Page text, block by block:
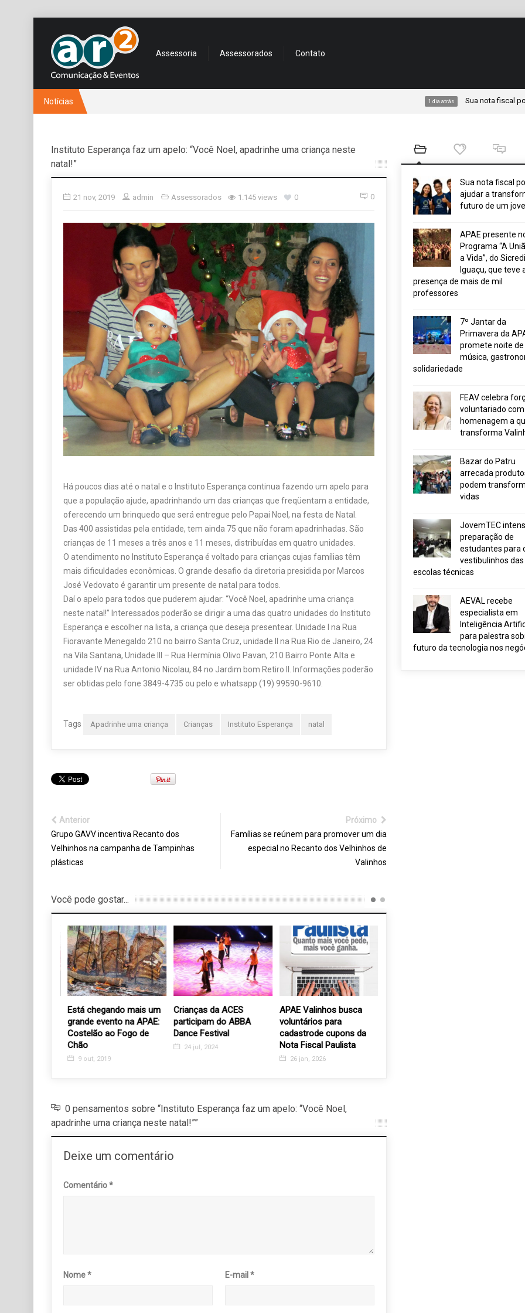
Assessoria Assessorados Contato
Notícias Sua nota fiscal pode
Instituto Esperança faz um apelo: “Você Noel, apadrinhe uma criança neste
natal!”
21 nov, 2019 admin Assessorados 1.145 views 0 0
Há poucos dias até o natal e o Instituto Esperança continua fazendo um apelo para
que a população ajude, apadrinhando um das crianças que freqüentam a entidade,
oferecendo um brinquedo que será entregue pelo Papai Noel, na festa de Natal.
Das 400 assistidas pela entidade, tem ainda 75 que não foram apadrinhadas. São
crianças de 11 meses a três anos e 11 meses, distribuídas em quatro unidades.
O atendimento no Instituto Esperança é voltado para crianças cujas famílias têm
mais dificuldades econômicas. O grande desafio da diretoria presidida por Marcos
José Vedovato é garantir um presente de natal para todos.
Daí o apelo para todos que puderem ajudar: “Você Noel, apadrinhe uma criança
neste natal!” Interessados poderão se dirigir a uma das quatro unidades do Instituto
Esperança e escolher na lista, a criança que deseja presentear. Unidade I na Rua
Fioravante Menegaldo 210 no bairro Santa Cruz, unidade II na Rua Rio de Janeiro, 24
na Vila Santana, Unidade III – Rua Hermínia Olivo Pavan, 210 Bairro Ponte Alta e
unidade IV na Rua Antonio Nicolau, 84 no Jardim bom Retiro II. Informações poderão
ser obtidas pelo fone 3849-4735 ou pelo e whatsapp (19) 99590-9610.
Tags Apadrinhe uma criança Crianças Instituto Esperança natal
Anterior
Grupo GAVV incentiva Recanto dos
Velhinhos na campanha de Tampinhas
plásticas
Próximo
Famílias se reúnem para promover um dia
especial no Recanto dos Velhinhos de
Valinhos
Você pode gostar...
Está chegando mais um
grande evento na APAE:
Costelão ao Fogo de
Chão
9 out, 2019
Crianças da ACES
participam do ABBA
Dance Festival
24 jul, 2024
APAE Valinhos busca
voluntários para
cadastrode cupons da
Nota Fiscal Paulista
26 jan, 2026
0 pensamentos sobre “Instituto Esperança faz um apelo: “Você Noel,
apadrinhe uma criança neste natal!””
Deixe um comentário
Comentário*
Nome* E-mail*
Sua nota fiscal
ajudar a
futuro de um
APAE presente
Programa “A
a Vida”, do Sicredi
Iguaçu, que teve
presença de mais de mil
professores
7º Jantar da
Primavera da
promete noite de
música,
solidariedade
FEAV celebra
voluntariado com
homenagem a
transforma
Bazar do Patru
arrecada
podem
vidas
JovemTEC
preparação de
estudantes para
vestibulinhos das
escolas técnicas
AEVAL recebe
especialista em
Inteligência
para palestra
futuro da tecnologia nos